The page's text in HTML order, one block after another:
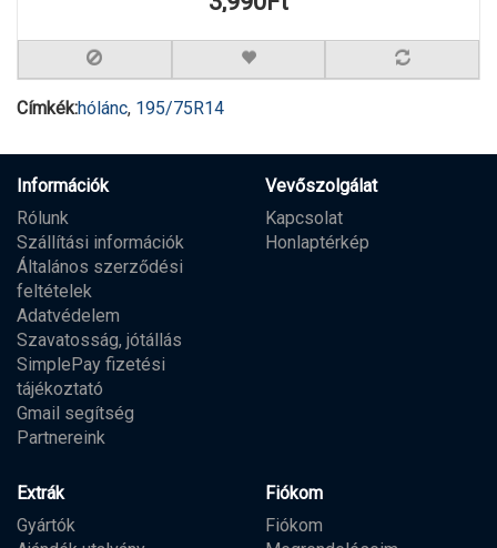
Címkék:hólánc, 195/75R14
Információk
Rólunk
Szállítási információk
Általános szerződési
feltételek
Adatvédelem
Szavatosság, jótállás
SimplePay fizetési
tájékoztató
Gmail segítség
Partnereink
Vevőszolgálat
Kapcsolat
Honlaptérkép
Extrák
Gyártók
Fiókom
Fiókom